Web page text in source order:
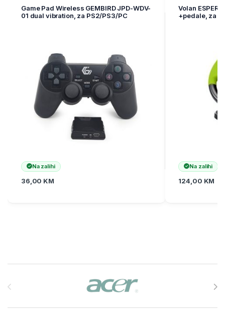
Game Pad Wireless GEMBIRD JPD-WDV-
01 dual vibration, za PS2/PS3/PC
Na zalihi
36,00 KM
Volan
+pedale, za
Na zalihi
124,00 KM